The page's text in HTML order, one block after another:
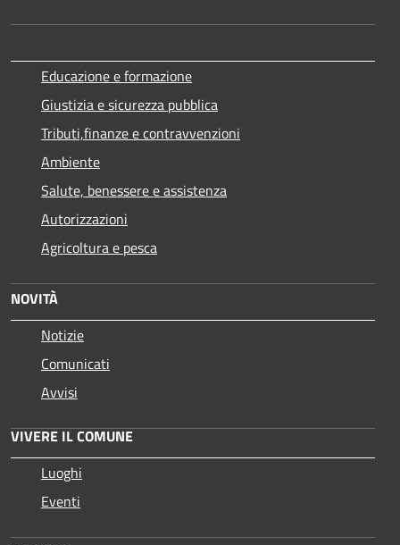
Educazione e formazione
Giustizia e sicurezza pubblica
Tributi,finanze e contravvenzioni
Ambiente
Salute, benessere e assistenza
Autorizzazioni
Agricoltura e pesca
NOVITÀ
Notizie
Comunicati
Avvisi
VIVERE IL COMUNE
Luoghi
Eventi